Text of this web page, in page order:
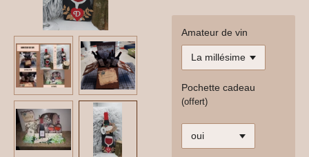
Amateur de vin
Pochette cadeau
(offert)